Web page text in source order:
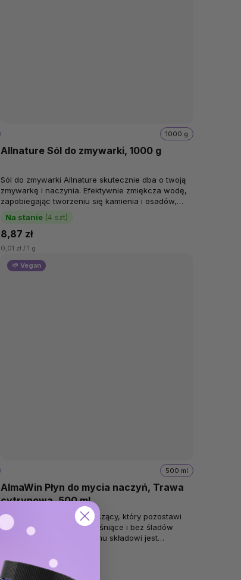
Allnature Sól do zmywarki, 1000 g
Na stanie (4 szt)
1000 g
8,87 zł
0,01 zł / 1 g
Sól do zmywarki Allnature skutecznie dba o twoją
zmywarkę i naczynia. Efektywnie zmiękcza wodę,
zapobiegając tworzeniu się kamienia i osadów,
które mogą obniżać...
🌱 Vegan
AlmaWin Płyn do mycia naczyń, Trawa
cytrynowa, 500 ml
500 ml
13,57 zł
Ekologiczny środek czyszczący, który pozostawi
naczynia idealnie czyste, lśniące i bez śladów
tłuszczu. Dzięki naturalnemu składowi jest